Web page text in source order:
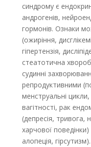
синдрому є
андрогенів,
гормонів. Ознаки
(ожиріння,
гіпертензія,
стеатотична
судинні
репродуктивними
менструальні
вагітності, рак
(депресія, тривога,
харчової
алопеція,